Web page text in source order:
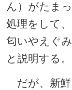
ん）がたま
処理をして
匂いやえぐ
と説明する。
だが、新鮮